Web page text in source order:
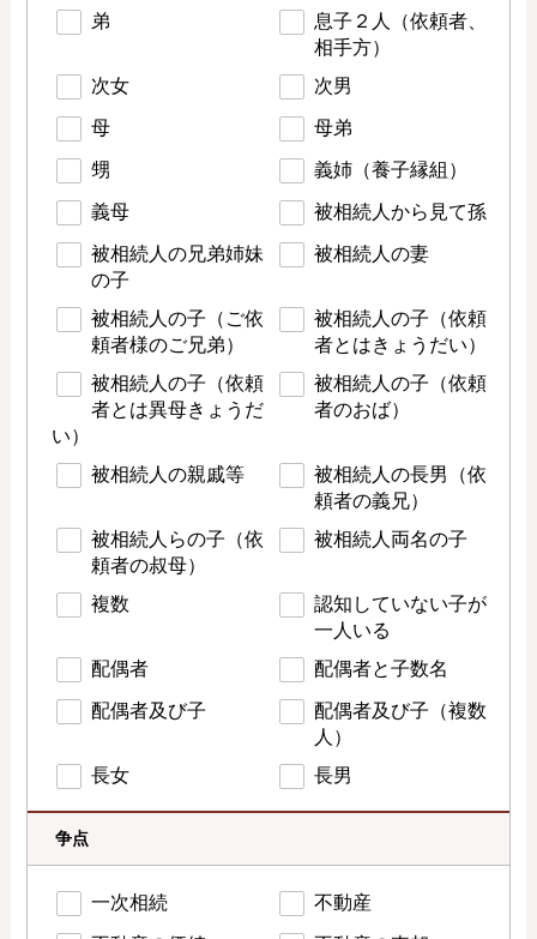
弟
息子２人（依頼者、
相手方）
次女
次男
母 母弟
甥 義姉（養子縁組）
義母 被相続人から見て孫
被相続人の兄弟姉妹
の子
被相続人の妻
被相続人の子（ご依
頼者様のご兄弟）
被相続人の子（依頼
者とはきょうだい）
被相続人の子（依頼
者とは異母きょうだ
い）
被相続人の子（依頼
者のおば）
被相続人の親戚等
被相続人の長男（依
頼者の義兄）
被相続人らの子（依
頼者の叔母）
被相続人両名の子
複数
認知していない子が
一人いる
配偶者
配偶者と子数名
配偶者及び子
配偶者及び子（複数
人）
長女
長男
争点
一次相続 不動産